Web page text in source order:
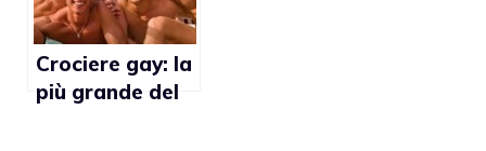
Crociere gay: la
più grande del